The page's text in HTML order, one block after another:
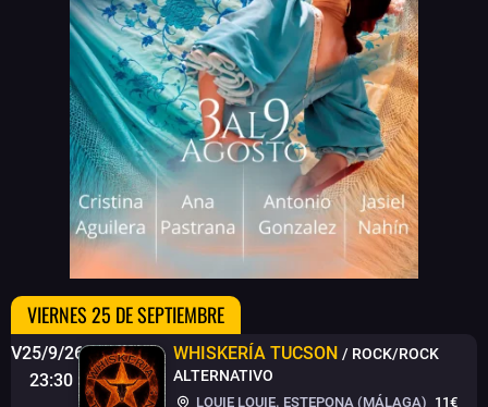
VIERNES 25 DE SEPTIEMBRE
V25/9/26
23:30
WHISKERÍA TUCSON / ROCK/ROCK
ALTERNATIVO
LOUIE LOUIE. ESTEPONA (MÁLAGA) 11€